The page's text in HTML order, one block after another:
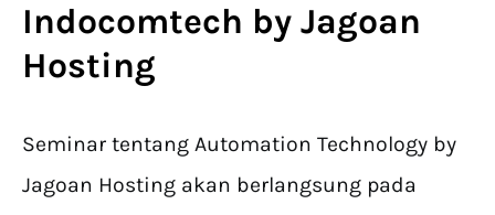
Indocomtech by Jagoan
Hosting
Seminar tentang Automation Technology by
Jagoan Hosting akan berlangsung pada